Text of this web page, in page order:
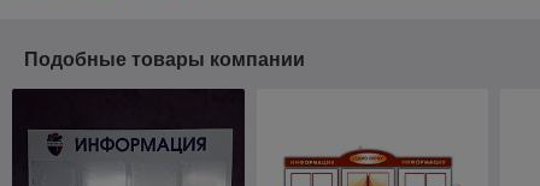
Подобные товары компании